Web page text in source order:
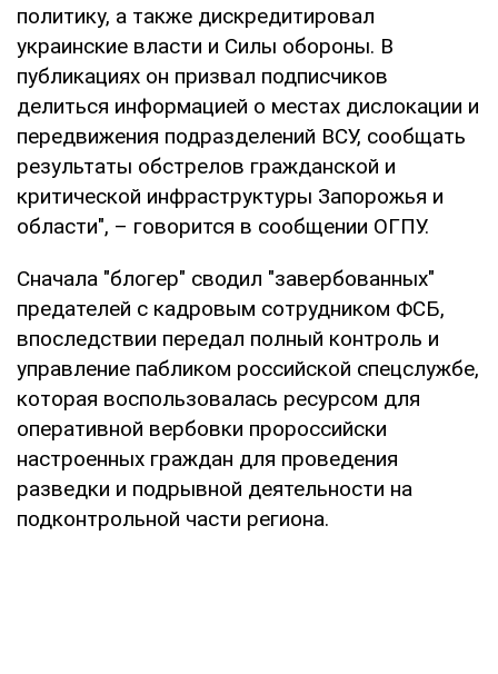
политику, а также дискредитировал
украинские власти и Силы обороны. В
публикациях он призвал подписчиков
делиться информацией о местах дислокации и
передвижения подразделений ВСУ, сообщать
результаты обстрелов гражданской и
критической инфраструктуры Запорожья и
области", – говорится в сообщении ОГПУ.
Сначала "блогер" сводил "завербованных"
предателей с кадровым сотрудником ФСБ,
впоследствии передал полный контроль и
управление пабликом российской спецслужбе,
которая воспользовалась ресурсом для
оперативной вербовки пророссийски
настроенных граждан для проведения
разведки и подрывной деятельности на
подконтрольной части региона.